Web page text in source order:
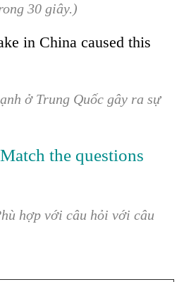
30 giây.)
in China caused this
ở Trung Quốc gây ra sự
the questions
hợp với câu hỏi với câu